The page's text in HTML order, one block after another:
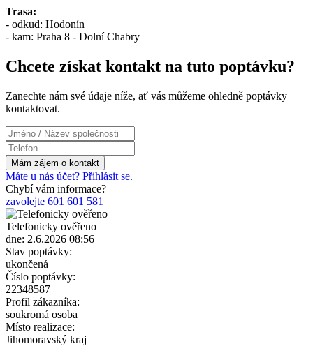
Trasa:
- odkud: Hodonín
- kam: Praha 8 - Dolní Chabry
Chcete získat kontakt na tuto poptávku?
Zanechte nám své údaje níže, ať vás můžeme ohledně poptávky
kontaktovat.
Máte u nás účet? Přihlásit se.
Chybí vám informace?
zavolejte 601 601 581
Telefonicky ověřeno
dne: 2.6.2026 08:56
Stav poptávky:
ukončená
Číslo poptávky:
22348587
Profil zákazníka:
soukromá osoba
Místo realizace:
Jihomoravský kraj